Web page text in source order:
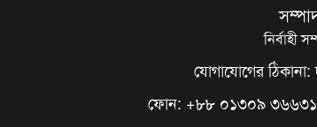
নির্বাহী
যোগাযোগের
ফোন: +৮৮ ০১৩০৯